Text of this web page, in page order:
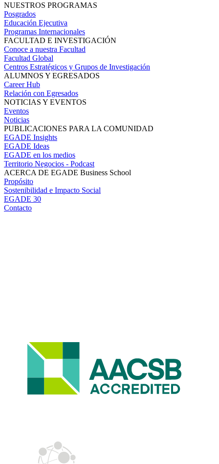
NUESTROS PROGRAMAS
Posgrados
Educación Ejecutiva
Programas Internacionales
FACULTAD E INVESTIGACIÓN
Conoce a nuestra Facultad
Facultad Global
Centros Estratégicos y Grupos de Investigación
ALUMNOS Y EGRESADOS
Career Hub
Relación con Egresados
NOTICIAS Y EVENTOS
Eventos
Noticias
PUBLICACIONES PARA LA COMUNIDAD
EGADE Insights
EGADE Ideas
EGADE en los medios
Territorio Negocios - Podcast
ACERCA DE EGADE Business School
Propósito
Sostenibilidad e Impacto Social
EGADE 30
Contacto